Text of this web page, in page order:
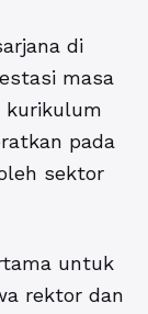
di
masa
kurikulum
pada
sektor
untuk
rektor dan